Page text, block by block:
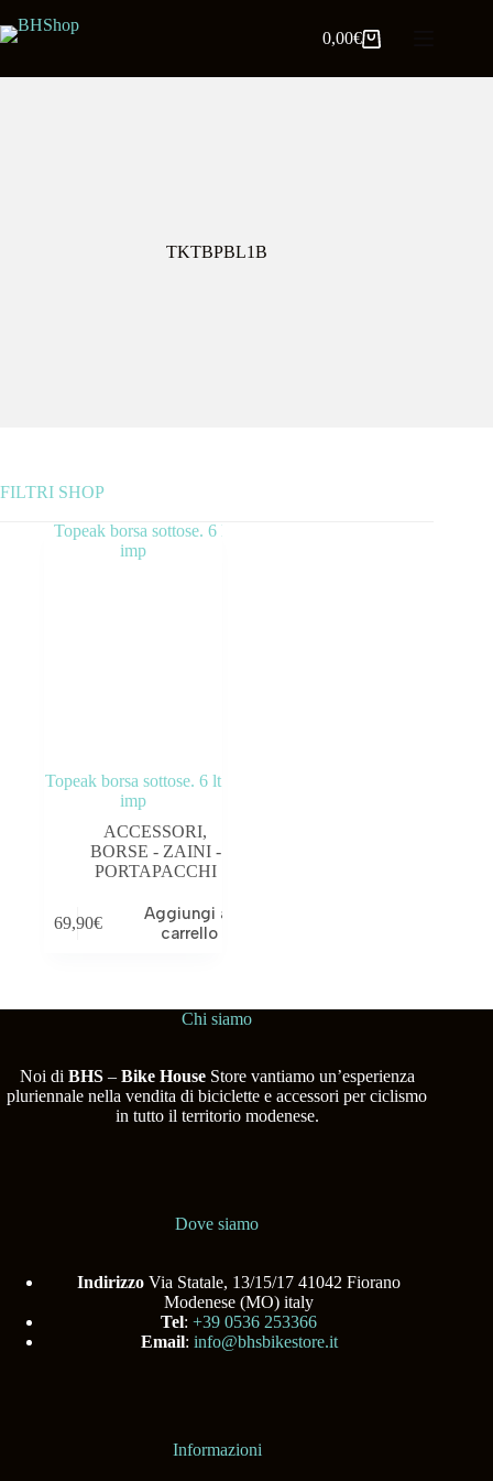
0,00€
TKTBPBL1B
FILTRI SHOP
OUTLET
Topeak borsa sottose. 6 lt
imp
ACCESSORI,
BORSE - ZAINI -
PORTAPACCHI
69,90€
Aggiungi al
carrello
Chi siamo
Noi di BHS– Bike HouseStore vantiamo un’esperienza
pluriennale nella vendita di biciclette e accessori per ciclismo
in tutto il territorio modenese.
Dove siamo
Indirizzo Via Statale, 13/15/17 41042 Fiorano
Modenese (MO) italy
Tel:+39 0536 253366
Email: info@bhsbikestore.it
Informazioni